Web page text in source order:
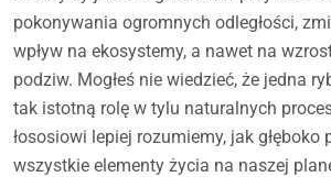
pokonywania ogromnych odległości,
wpływ na ekosystemy, a nawet na
podziw. Mogłeś nie wiedzieć, że jedna
tak istotną rolę w tylu naturalnych
łososiowi lepiej rozumiemy, jak głęboko
wszystkie elementy życia na naszej